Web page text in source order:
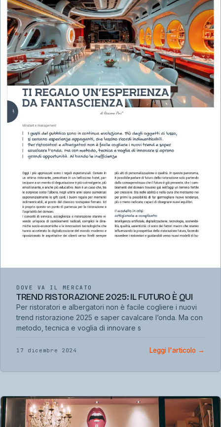
DOVE VA IL MERCATO
TREND RISTORAZIONE 2025: IL FUTURO È QUI
Per ristoratori e albergatori non è facile cogliere i nuovi
trend ristorazione 2025 e saper cavalcare l’onda. Ma con
metodo, tecnica e voglia di innovare s
17 dicembre 2024 Leggi l'articolo →